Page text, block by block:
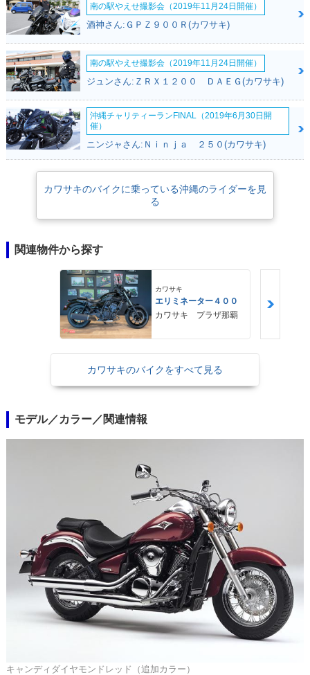
南の駅やえせ撮影会（2019年11月24日開催）
酒神さん:ＧＰＺ９００Ｒ(カワサキ)
南の駅やえせ撮影会（2019年11月24日開催）
ジュンさん:ＺＲＸ１２００ ＤＡＥＧ(カワサキ)
沖縄チャリティーランFINAL（2019年6月30日開
催）
ニンジャさん:Ｎｉｎｊａ ２５０(カワサキ)
カワサキのバイクに乗っている沖縄のライダーを見
る
関連物件から探す
カワサキ
エリミネーター４００
カワサキ プラザ那覇
カワサキのバイクをすべて見る
モデル／カラー／関連情報
キャンディダイヤモンドレッド（追加カラー）